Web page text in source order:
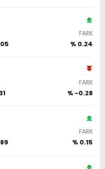
FARK
% 0.24
FARK
% -0.28
FARK
% 0.15